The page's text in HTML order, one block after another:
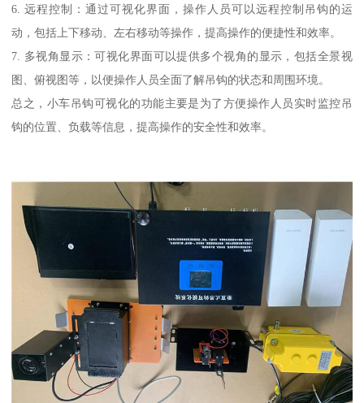
6. 远程控制：通过可视化界面，操作人员可以远程控制吊钩的运
动，包括上下移动、左右移动等操作，提高操作的便捷性和效率。
7. 多视角显示：可视化界面可以提供多个视角的显示，包括全景视
图、俯视图等，以便操作人员全面了解吊钩的状态和周围环境。
总之，小车吊钩可视化的功能主要是为了方便操作人员实时监控吊
钩的位置、负载等信息，提高操作的安全性和效率。